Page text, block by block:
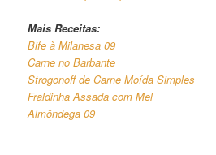
Mais Receitas:
Bife à Milanesa 09
Carne no Barbante
Strogonoff de Carne Moída Simples
Fraldinha Assada com Mel
Almôndega 09